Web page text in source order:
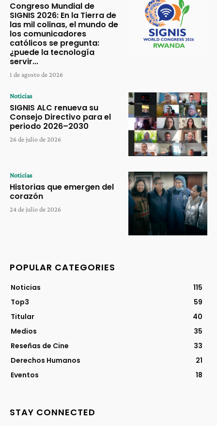
Congreso Mundial de
SIGNIS 2026: En la Tierra de
las mil colinas, el mundo de
los comunicadores
católicos se pregunta:
¿puede la tecnología
servir...
1 de agosto de 2026
Noticias
SIGNIS ALC renueva su
Consejo Directivo para el
periodo 2026–2030
26 de julio de 2026
Noticias
Historias que emergen del
corazón
24 de julio de 2026
POPULAR CATEGORIES
Noticias
115
Top3
59
Titular
40
Medios
35
Reseñas de Cine
33
Derechos Humanos
21
Eventos
18
STAY CONNECTED